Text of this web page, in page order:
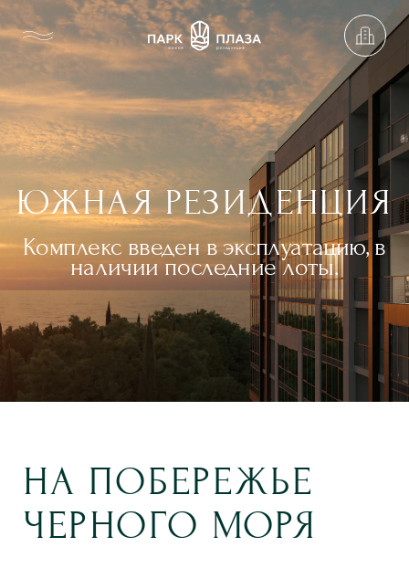
ЮЖНАЯ РЕЗИДЕНЦИЯ
Комплекс введен в эксплуатацию, в
наличии последние лоты.
НА ПОБЕРЕЖЬЕ
ЧЕРНОГО МОРЯ